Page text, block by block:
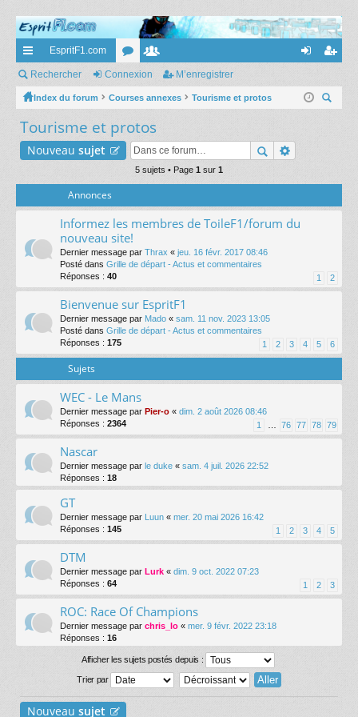
cc
ès
ra
pi
EspritF1.com
or
u
m
s
e
m
br
es
ne nr
Rechercher Connexion M’enregistrer
Index du forum Courses annexes
Tourisme et protos
Tourisme et protos
Nouveau sujet
5 sujets • Page 1 sur 1
Annonces
Informez les membres de ToileF1/forum du
nouveau site!
Dernier message par Thrax « jeu. 16 févr. 2017 08:46
Posté dans Grille de départ - Actus et commentaires
Réponses : 40 1 2
Bienvenue sur EspritF1
Dernier message par Mado « sam. 11 nov. 2023 13:05
Posté dans Grille de départ - Actus et commentaires
Réponses : 175 1 2 3 4 5 6
Sujets
WEC - Le Mans
Dernier message par Pier-o « dim. 2 août 2026 08:46
Réponses : 2364 1 76 77 78 79
Nascar
Dernier message par le duke « sam. 4 juil. 2026 22:52
Réponses : 18
GT
Dernier message par Luun « mer. 20 mai 2026 16:42
Réponses : 145 1 2 3 4 5
DTM
Dernier message par Lurk « dim. 9 oct. 2022 07:23
Réponses : 64 1 2 3
ROC: Race Of Champions
Dernier message par chris_lo « mer. 9 févr. 2022 23:18
Réponses : 16
Afficher les sujets postés depuis :
Trier par
Nouveau sujet